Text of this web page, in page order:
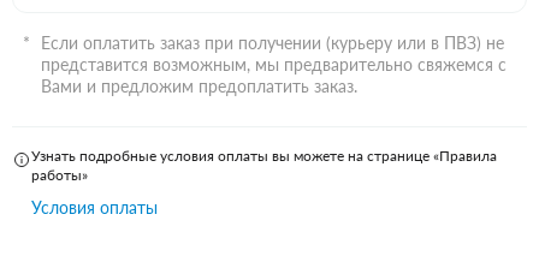
Если оплатить заказ при получении (курьеру или в ПВЗ) не
представится возможным, мы предварительно свяжемся с
Вами и предложим предоплатить заказ.
Узнать подробные условия оплаты вы можете на странице «Правила
работы»
Условия оплаты